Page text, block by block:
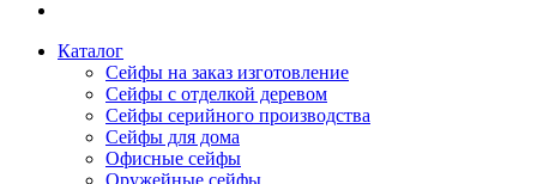
Каталог
Сейфы на заказ изготовление
Сейфы с отделкой деревом
Сейфы серийного производства
Сейфы для дома
Офисные сейфы
Оружейные сейфы